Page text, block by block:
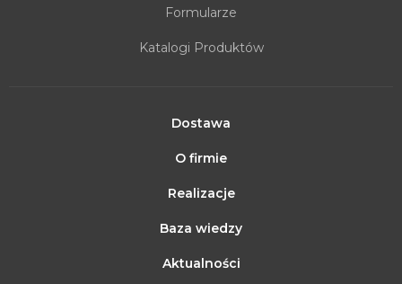
Formularze
Katalogi Produktów
Dostawa
O firmie
Realizacje
Baza wiedzy
Aktualności